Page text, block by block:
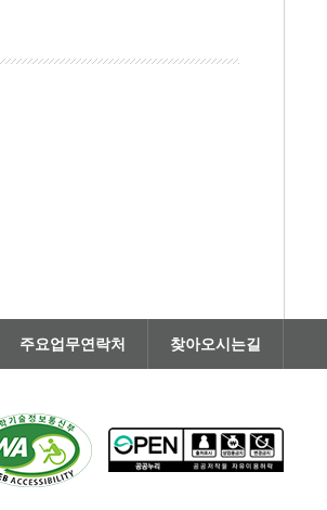
주요업무연락처 찾아오시는길